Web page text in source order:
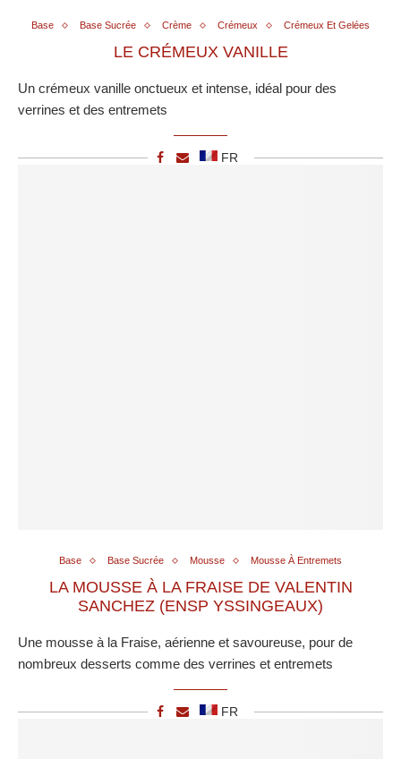
Base Base Sucrée Crème Crémeux Crémeux Et Gelées
LE CRÉMEUX VANILLE
Un crémeux vanille onctueux et intense, idéal pour des
verrines et des entremets
FR
Base Base Sucrée Mousse Mousse À Entremets
LA MOUSSE À LA FRAISE DE VALENTIN
SANCHEZ (ENSP YSSINGEAUX)
Une mousse à la Fraise, aérienne et savoureuse, pour de
nombreux desserts comme des verrines et entremets
FR